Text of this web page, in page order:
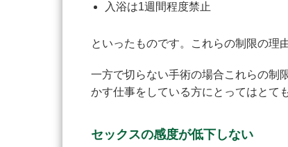
入浴は1週間程度禁止
といったものです。これらの制限の理
一方で切らない手術の場合これらの制
かす仕事をしている方にとってはとて
セックスの感度が低下しない